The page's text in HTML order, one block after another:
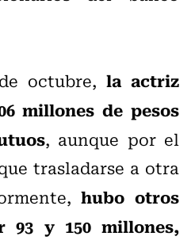
octubre,la actriz
millones de pesos
, aunque por el
trasladarse a otra
hubo otros
93 y 150 millones,